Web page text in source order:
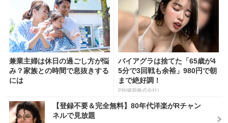
兼業主婦は休日の過ごし方が悩
み？家族との時間で息抜きする
には
バイアグラは捨てた「65歳が4
5分で3回戦も余裕」980円で朝
まで絶好調！
PR(健商株式会社)
【登録不要＆完全無料】80年代洋楽がRチャン
ネルで見放題